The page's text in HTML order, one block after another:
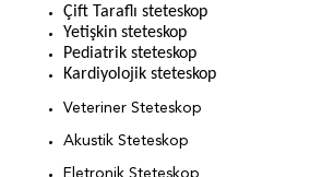
Çift Taraflı steteskop
Yetişkin steteskop
Pediatrik steteskop
Kardiyolojik steteskop
Veteriner Steteskop
Akustik Steteskop
Eletronik Steteskop